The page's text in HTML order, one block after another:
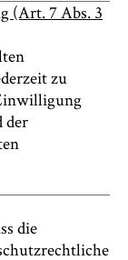
(Art. 7 Abs. 3
zu
der
die